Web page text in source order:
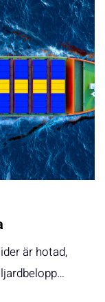
är hotad,